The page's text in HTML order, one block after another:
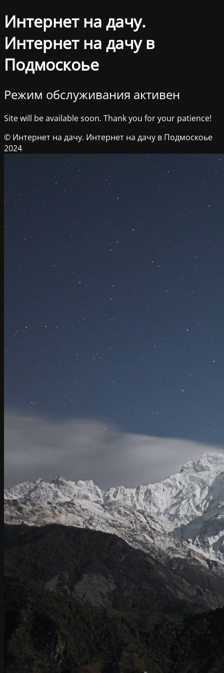
Интернет на дачу.
Интернет на дачу в
Подмоскоье
Режим обслуживания активен
Site will be available soon. Thank you for your patience!
© Интернет на дачу. Интернет на дачу в Подмоскоье
2024